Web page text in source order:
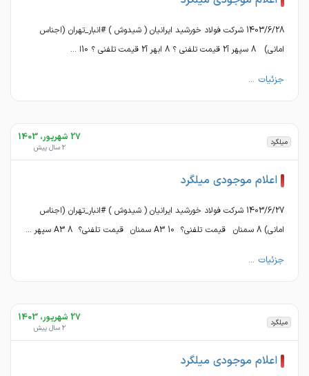
1403/6/28 شرکت فولاد خورشید ایرانیان ( شیدوش ) #انبار_تهران (اجناس
امانی) 8 سپهر آ2 قیمت تلفنی ؟ 8 ابهر آ2 قیمت تلفنی ؟ 10ا ...
جزئیات ...
میلگرد 27 شهریور، 1403
2 سال پیش
اعلام موجودی میلگرد
1403/6/27 شرکت فولاد خورشید ایرانیان ( شیدوش ) #انبار_تهران (اجناس
امانی) 8 سمنان قیمت تلفنی؟ A3 10 سمنان قیمت تلفنی؟ A3 8 سپهر ...
جزئیات ...
میلگرد 27 شهریور، 1403
2 سال پیش
اعلام موجودی میلگرد